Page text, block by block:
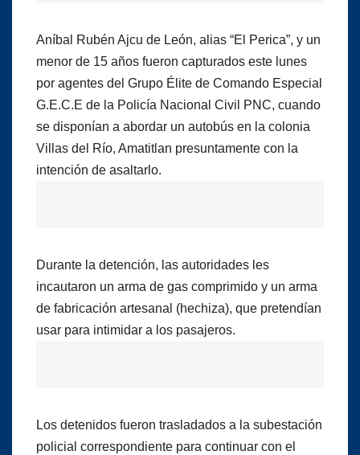
Aníbal Rubén Ajcu de León, alias “El Perica”, y un
menor de 15 años fueron capturados este lunes
por agentes del Grupo Élite de Comando Especial
G.E.C.E de la Policía Nacional Civil PNC, cuando
se disponían a abordar un autobús en la colonia
Villas del Río, Amatitlan presuntamente con la
intención de asaltarlo.
Durante la detención, las autoridades les
incautaron un arma de gas comprimido y un arma
de fabricación artesanal (hechiza), que pretendían
usar para intimidar a los pasajeros.
Los detenidos fueron trasladados a la subestación
policial correspondiente para continuar con el